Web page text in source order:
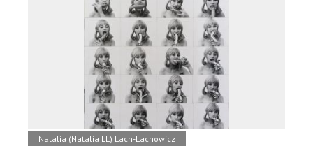
Natalia (Natalia LL) Lach-Lachowicz